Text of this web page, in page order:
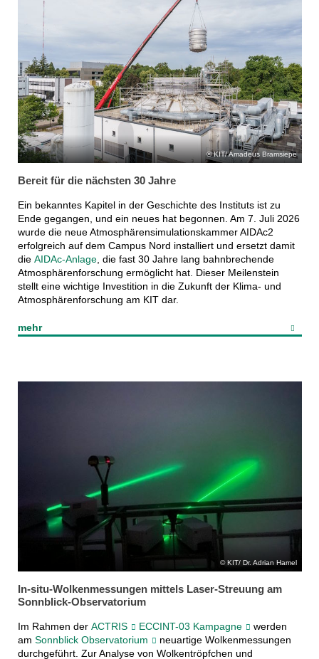
KIT/ Amadeus Bramsiepe
Bereit für die nächsten 30 Jahre
Ein bekanntes Kapitel in der Geschichte des Instituts ist zu
Ende gegangen, und ein neues hat begonnen. Am 7. Juli 2026
wurde die neue Atmosphärensimulationskammer AIDAc2
erfolgreich auf dem Campus Nord installiert und ersetzt damit
die AIDAc-Anlage, die fast 30 Jahre lang bahnbrechende
Atmosphärenforschung ermöglicht hat. Dieser Meilenstein
stellt eine wichtige Investition in die Zukunft der Klima- und
Atmosphärenforschung am KIT dar.
mehr
KIT/ Dr. Adrian Hamel
In-situ-Wolkenmessungen mittels Laser-Streuung am
Sonnblick-Observatorium
Im Rahmen der ACTRIS ECCINT-03 Kampagne
werden
am Sonnblick Observatorium
neuartige Wolkenmessungen
durchgeführt. Zur Analyse von Wolkentröpfchen und